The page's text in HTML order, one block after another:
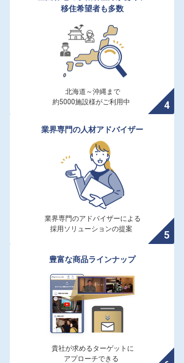
移住希望者も多数
北海道～沖縄まで
約5000施設様がご利用中
業界専門の人材アドバイザー
業界専門のアドバイザーによる
採用ソリューションの提案
豊富な商品ラインナップ
貴社が求めるターゲットに
アプローチできる